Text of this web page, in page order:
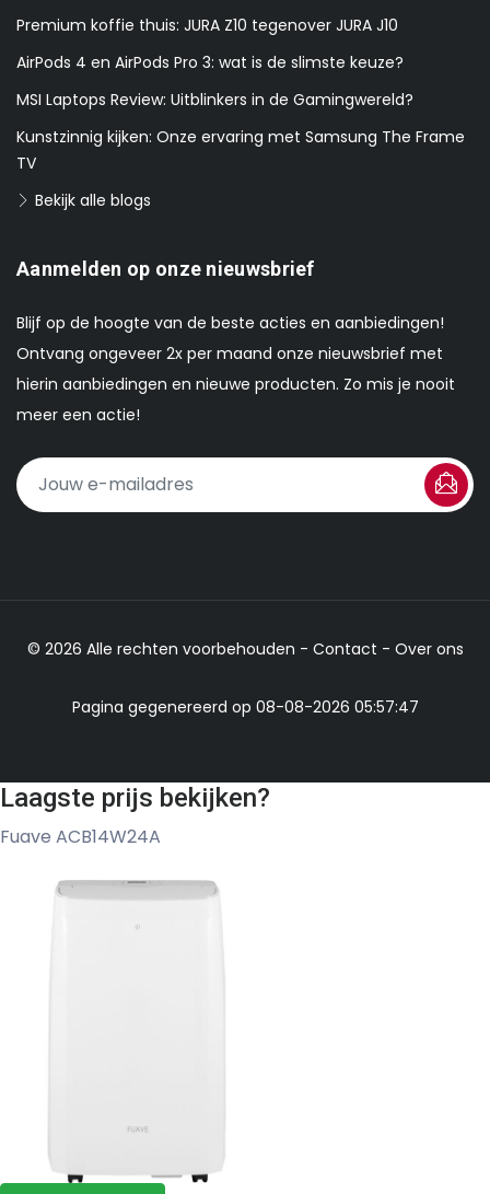
Premium koffie thuis: JURA Z10 tegenover JURA J10
AirPods 4 en AirPods Pro 3: wat is de slimste keuze?
MSI Laptops Review: Uitblinkers in de Gamingwereld?
Kunstzinnig kijken: Onze ervaring met Samsung The Frame
TV
Bekijk alle blogs
Aanmelden op onze nieuwsbrief
Blijf op de hoogte van de beste acties en aanbiedingen!
Ontvang ongeveer 2x per maand onze nieuwsbrief met
hierin aanbiedingen en nieuwe producten. Zo mis je nooit
meer een actie!
© 2026 Alle rechten voorbehouden - Contact - Over ons
Pagina gegenereerd op 08-08-2026 05:57:47
Laagste prijs bekijken?
Fuave ACB14W24A